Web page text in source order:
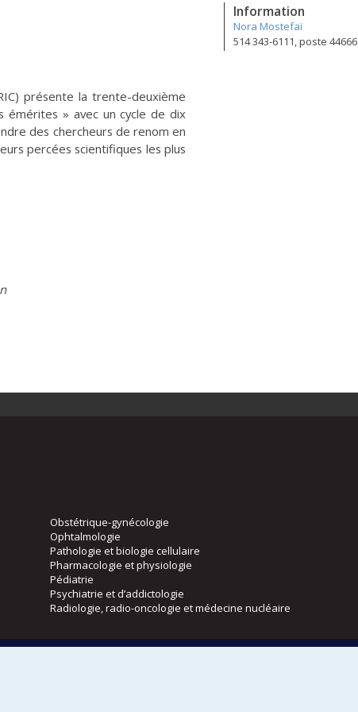
Information
Nora Mostefaï
514 343-6111, poste 44666
présente la trente-deuxième
émérites » avec un cycle de dix
des chercheurs de renom en
percées scientifiques les plus
Obstétrique-gynécologie
Ophtalmologie
Pathologie et biologie cellulaire
Pharmacologie et physiologie
Pédiatrie
Psychiatrie et d’addictologie
Radiologie, radio-oncologie et médecine nucléaire